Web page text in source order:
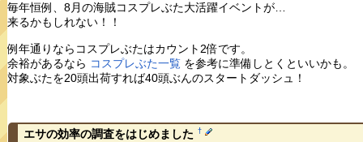
毎年恒例、8月の海賊コスプレぶた大活躍イベントが…
来るかもしれない！！
例年通りならコスプレぶたはカウント2倍です。
余裕があるなら コスプレぶた一覧を参考に準備しとくといいかも。
対象ぶたを20頭出荷すれば40頭ぶんのスタートダッシュ！
エサの効率の調査をはじめました †